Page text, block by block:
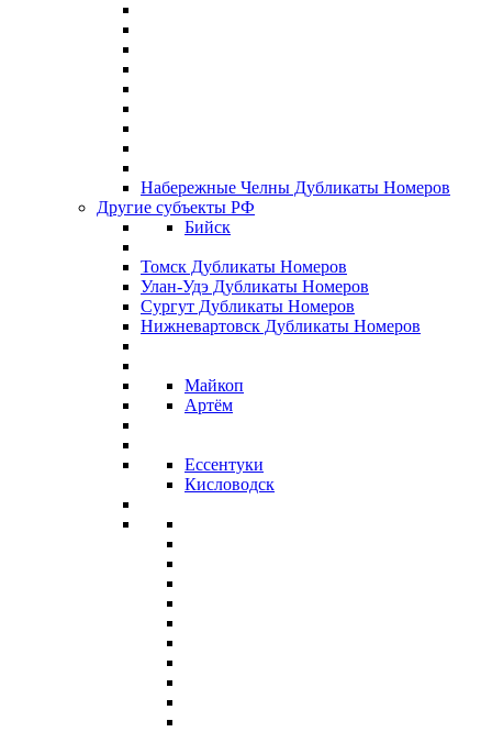
Набережные Челны Дубликаты Номеров
Другие субъекты РФ
Бийск
Томск Дубликаты Номеров
Улан-Удэ Дубликаты Номеров
Сургут Дубликаты Номеров
Нижневартовск Дубликаты Номеров
Майкоп
Артём
Ессентуки
Кисловодск